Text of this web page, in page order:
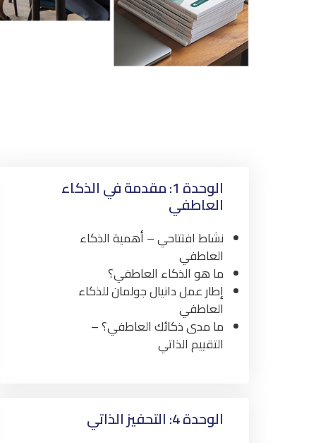
الوحدة 1: مقدمة في الذكاء
العاطفي
نشاط افتتاحي – أهمية الذكاء
العاطفي
ما هو الذكاء العاطفي؟
إطار عمل دانيال جولمان للذكاء
العاطفي
ما مدى ذكائك العاطفي؟ –
التقييم الذاتي
الوحدة 4: التحفيز الذاتي